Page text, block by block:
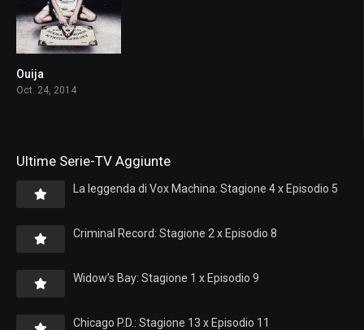
Ouija
Oct. 24, 2014
Ultime Serie-TV Aggiunte
La leggenda di Vox Machina: Stagione 4 x Episodio 5
Criminal Record: Stagione 2 x Episodio 8
Widow’s Bay: Stagione 1 x Episodio 9
Chicago P.D.: Stagione 13 x Episodio 11